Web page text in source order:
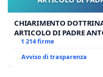
CHIARIMENTO
ARTICOLO DI PADRE
1 214 firme
Avviso di trasparenza